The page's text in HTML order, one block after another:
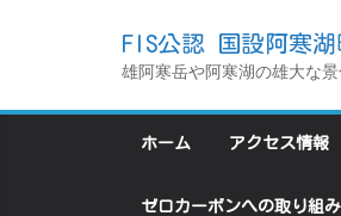
ン
FIS公認 国設阿寒湖
雄阿寒岳や阿寒湖の雄大な
ホーム アクセス情報
ゼロカーボンへの取り組み